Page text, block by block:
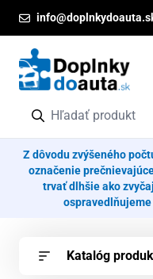
Z dôvodu zvýšeného
označenie
trvať dlhšie ako
Katalóg